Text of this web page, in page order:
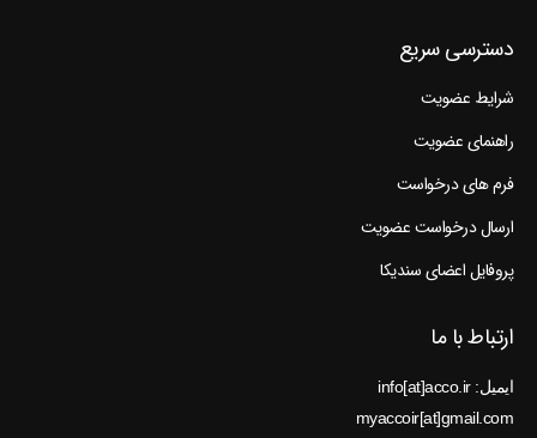
دسترسی سریع
شرایط عضویت
راهنمای عضویت
فرم های درخواست
ارسال درخواست عضویت
پروفایل اعضای سندیکا
ارتباط با ما
ایمیل: info[at]acco.ir
myaccoir[at]gmail.com